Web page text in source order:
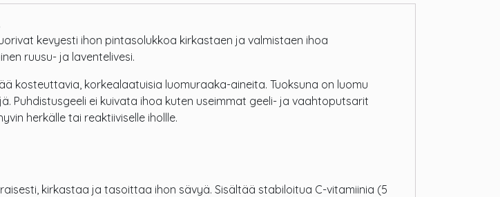
kevyesti ihon pintasolukkoa kirkastaen ja valmistaen ihoa
ruusu- ja laventelivesi.
kosteuttavia, korkealaatuisia luomuraaka-aineita. Tuoksuna on luomu
Puhdistusgeeli ei kuivata ihoa kuten useimmat geeli- ja vaahtoputsarit
herkälle tai reaktiiviselle ihollle.
kirkastaa ja tasoittaa ihon sävyä. Sisältää stabiloitua C-vitamiinia (5